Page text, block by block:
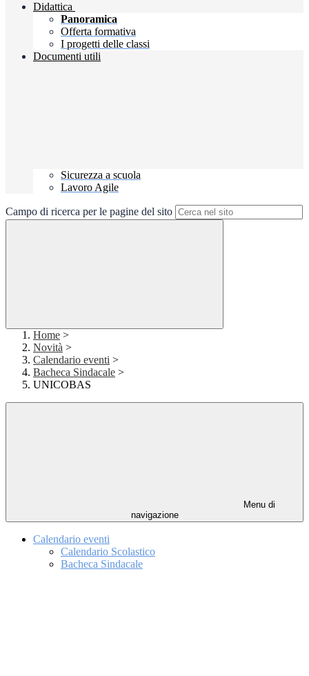
Didattica
Panoramica
Offerta formativa
I progetti delle classi
Documenti utili
Sicurezza a scuola
Lavoro Agile
Campo di ricerca per le pagine del sito
Home >
Novità >
Calendario eventi >
Bacheca Sindacale >
UNICOBAS
Menu di
navigazione
Calendario eventi
Calendario Scolastico
Bacheca Sindacale